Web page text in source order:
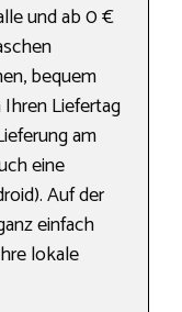
und ab 0 €
bequem
Liefertag
am
eine
Auf der
einfach
lokale